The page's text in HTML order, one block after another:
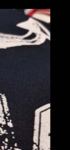
Stickerei